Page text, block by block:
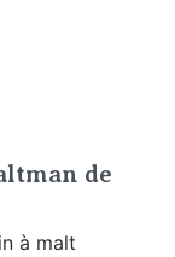
de
à malt